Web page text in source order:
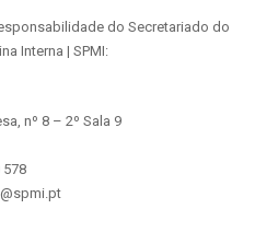
do Secretariado do
Interna | SPMI:
nº 8 – 2º Sala 9
578